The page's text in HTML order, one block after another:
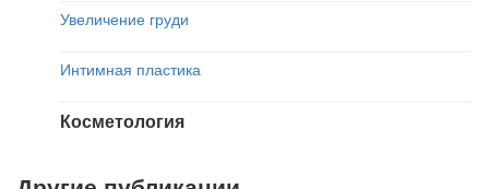
Увеличение груди
Интимная пластика
Косметология